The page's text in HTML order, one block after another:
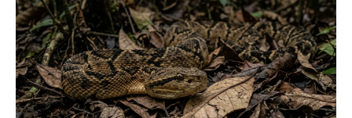
Últimas noticias
Araponga combina caixa torácica adaptada e
canto metálico para alcançar a...
7 de agosto de 2026